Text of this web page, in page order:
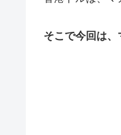
そこで今回は、